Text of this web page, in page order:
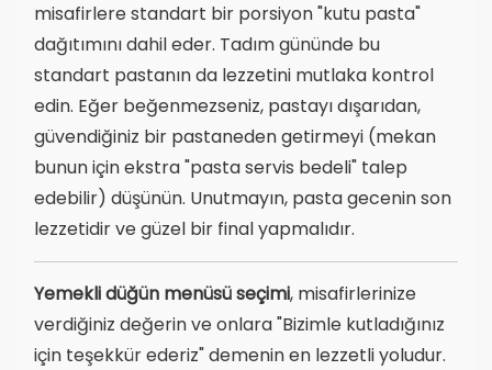
misafirlere standart bir porsiyon "kutu pasta"
dağıtımını dahil eder. Tadım gününde bu
standart pastanın da lezzetini mutlaka kontrol
edin. Eğer beğenmezseniz, pastayı dışarıdan,
güvendiğiniz bir pastaneden getirmeyi (mekan
bunun için ekstra "pasta servis bedeli" talep
edebilir) düşünün. Unutmayın, pasta gecenin son
lezzetidir ve güzel bir final yapmalıdır.
Yemekli düğün menüsü seçimi, misafirlerinize
verdiğiniz değerin ve onlara "Bizimle kutladığınız
için teşekkür ederiz" demenin en lezzetli yoludur.